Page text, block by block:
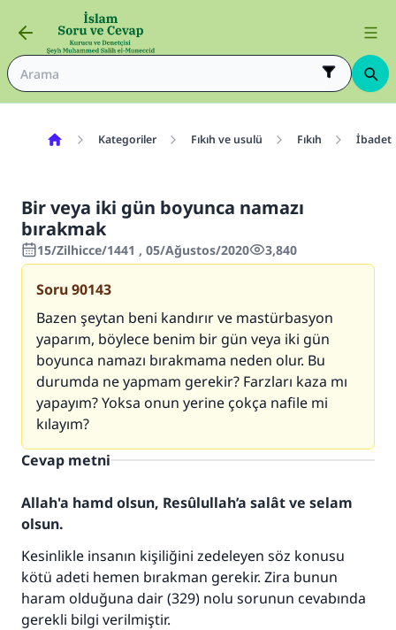
Kategoriler Fıkıh ve usulü Fıkıh
Bir veya iki gün boyunca namazı
bırakmak
15/Zilhicce/1441 , 05/Ağustos/2020 3,840
Soru90143
Bazen şeytan beni kandırır ve mastürbasyon
yaparım, böylece benim bir gün veya iki gün
boyunca namazı bırakmama neden olur. Bu
durumda ne yapmam gerekir? Farzları kaza mı
yapayım? Yoksa onun yerine çokça nafile mi
kılayım?
Cevap metni
Allah'a hamd olsun, Resûlullah’a salât ve selam
olsun.
Kesinlikle insanın kişiliğini zedeleyen söz konusu
kötü adeti hemen bırakman gerekir. Zira bunun
haram olduğuna dair (329) nolu sorunun cevabında
gerekli bilgi verilmiştir.